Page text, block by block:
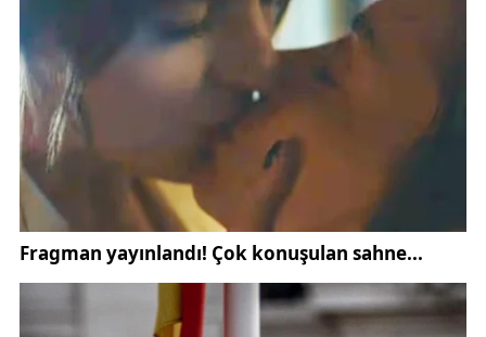
üretimden geçtiğini belirten Görgen, yerli ve milli
kalkınma hedefleri doğrultusunda iş dünyasının birlik
içerisinde hareket etmesinin önemine dikkat çekti.
2009 yılından bu yana faaliyetlerini sürdüren
MÜSİAD Sivas Şubesi’nin, şehrin ekonomik
potansiyelini harekete geçirmek adına önemli
projelere imza attığını ifade eden Görgen, özellikle
üretim, yatırım ve istihdam alanlarında yürütülen
Sivas’ın sanayi ve ticaret alanında daha güçlü bir